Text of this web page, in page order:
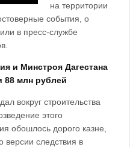
на территории
события, о
в пресс-службе
и Минстроя Дагестана
88 млн рублей
вокруг строительства
этого
обошлось дорого казне,
следствия в